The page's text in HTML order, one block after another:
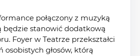
połączony z muzyką
stanowić dodatkową
Foyer w Teatrze przekształci
osobistych głosów, którą